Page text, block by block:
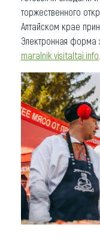
торжественного
Алтайском крае
Электронная форма
maralnik.visitaltai.info